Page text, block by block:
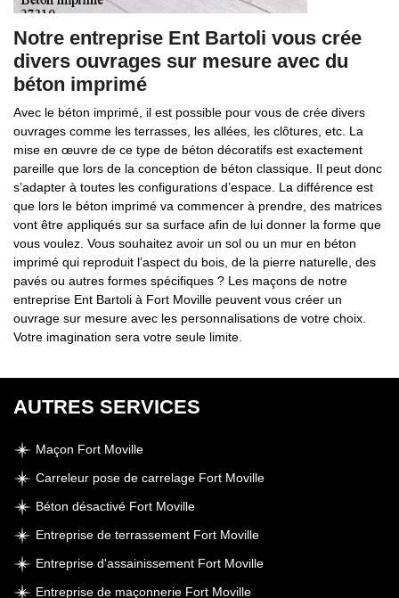
Notre entreprise Ent Bartoli vous crée
divers ouvrages sur mesure avec du
béton imprimé
Avec le béton imprimé, il est possible pour vous de crée divers
ouvrages comme les terrasses, les allées, les clôtures, etc. La
mise en œuvre de ce type de béton décoratifs est exactement
pareille que lors de la conception de béton classique. Il peut donc
s’adapter à toutes les configurations d’espace. La différence est
que lors le béton imprimé va commencer à prendre, des matrices
vont être appliqués sur sa surface afin de lui donner la forme que
vous voulez. Vous souhaitez avoir un sol ou un mur en béton
imprimé qui reproduit l’aspect du bois, de la pierre naturelle, des
pavés ou autres formes spécifiques ? Les maçons de notre
entreprise Ent Bartoli à Fort Moville peuvent vous créer un
ouvrage sur mesure avec les personnalisations de votre choix.
Votre imagination sera votre seule limite.
AUTRES SERVICES
Maçon Fort Moville
Carreleur pose de carrelage Fort Moville
Béton désactivé Fort Moville
Entreprise de terrassement Fort Moville
Entreprise d'assainissement Fort Moville
Entreprise de maçonnerie Fort Moville